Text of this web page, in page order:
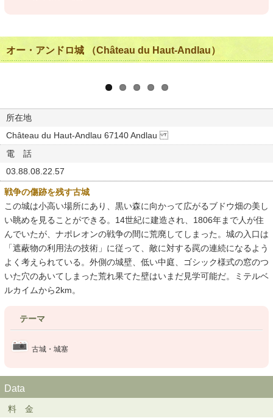
オー・アンドロ城 （Château du Haut-Andlau）
所在地
Château du Haut-Andlau 67140 Andlau
電 話
03.88.08.22.57
戦争の傷跡を残す古城
この城は小高い場所にあり、黒い森に向かって広がるブドウ畑の美し
い眺めを見ることができる。14世紀に建造され、1806年まで人が住
んでいたが、ナポレオンの戦争の間に荒廃してしまった。城の入口は
「遮蔽物の利用法の技術」に従って、敵に対する罠の連続になるよう
よく考えられている。外側の城壁、低い中庭、ゴシック様式の窓のつ
いた穴のあいてしまった荒れ果てた壁はいまだ見学可能だ。ミテルベ
ルカイムから2km。
テーマ
古城・城塞
Data
料 金